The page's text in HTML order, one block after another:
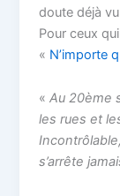
doute déjà
Pour ceux
« N’importe
«Au 20ème
les rues et
s’arrête